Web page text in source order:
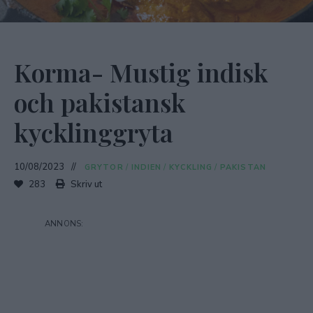
Korma- Mustig indisk
och pakistansk
kycklinggryta
10/08/2023 GRYTOR / INDIEN / KYCKLING / PAKISTAN
283 Skriv ut